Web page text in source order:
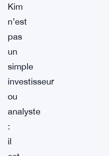
Kim
n’est
pas
un
simple
investisseur
ou
analyste
:
il